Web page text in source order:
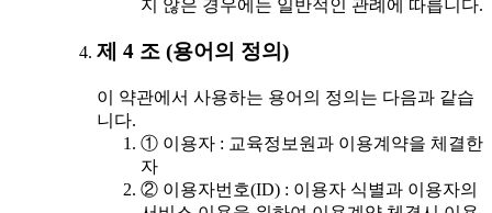
지 않은 경우에는 일반적인 관례에 따릅니다.
제 4 조 (용어의 정의)
이 약관에서 사용하는 용어의 정의는 다음과 같습
니다.
① 이용자 : 교육정보원과 이용계약을 체결한
자
② 이용자번호(ID) : 이용자 식별과 이용자의